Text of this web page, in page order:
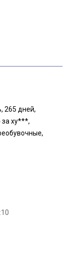
265 дней,
ху***,